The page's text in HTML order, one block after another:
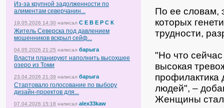
Из-за крупной задолженности по
алиментам северчанин...
19.05.2026 14:30 написал С Е В Е Р С К
Житель Северска под давлением
мошенников вскрыл сейф...
04.05.2026 21:25 написал барыга
Власти планируют наполнить высохшее
озеро из Томи
23.04.2026 21:39 написал барыга
Стартовало голосование по выбору
дизайн-проектов для...
07.04.2026 15:18 написал alex33kaw
По ее словам,
которых
трудности,
"Но что
высокая
профилактика
людей", –
Женщины